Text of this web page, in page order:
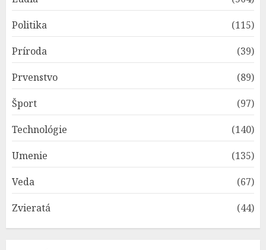
Politika
(115)
Príroda
(39)
Prvenstvo
(89)
Šport
(97)
Technológie
(140)
Umenie
(135)
Veda
(67)
Zvieratá
(44)